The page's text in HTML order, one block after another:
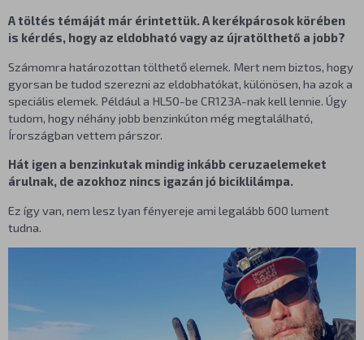
A töltés témáját már érintettük. A kerékpárosok körében
is kérdés, hogy az eldobható vagy az újratölthető a jobb?
Számomra határozottan tölthető elemek. Mert nem biztos, hogy
gyorsan be tudod szerezni az eldobhatókat, különösen, ha azok a
speciális elemek. Például a HL50-be CR123A-nak kell lennie. Úgy
tudom, hogy néhány jobb benzinkúton még megtalálható,
Írországban vettem párszor.
Hát igen a benzinkutak mindig inkább ceruzaelemeket
árulnak, de azokhoz nincs igazán jó biciklilámpa.
Ez így van, nem lesz lyan fényereje ami legalább 600 lument
tudna.